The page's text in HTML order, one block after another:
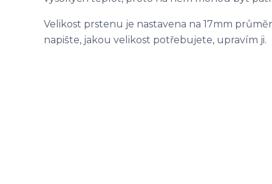
Velikost prstenu je nastavena na 17mm
napište, jakou velikost potřebujete, upravím ji.